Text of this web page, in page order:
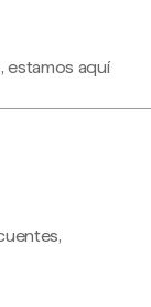
estamos aquí